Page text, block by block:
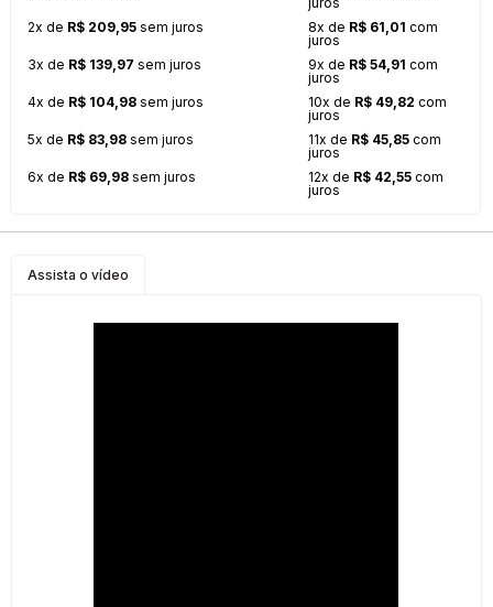
2x de R$ 209,95 sem juros
3x de R$ 139,97 sem juros
4x de R$ 104,98 sem juros
5x de R$ 83,98 sem juros
6x de R$ 69,98 sem juros
8x de R$ 61,01 com
juros
9x de R$ 54,91 com
juros
10x de R$ 49,82 com
juros
11x de R$ 45,85 com
juros
12x de R$ 42,55 com
juros
Assista o vídeo